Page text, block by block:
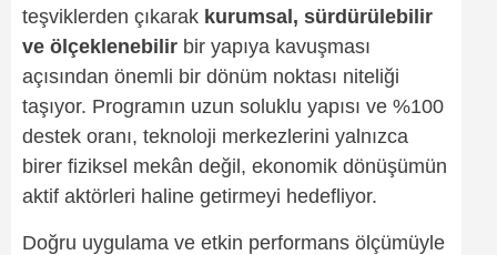
teşviklerden çıkarak kurumsal, sürdürülebilir
ve ölçeklenebilir bir yapıya kavuşması
açısından önemli bir dönüm noktası niteliği
taşıyor. Programın uzun soluklu yapısı ve %100
destek oranı, teknoloji merkezlerini yalnızca
birer fiziksel mekân değil, ekonomik dönüşümün
aktif aktörleri haline getirmeyi hedefliyor.
Doğru uygulama ve etkin performans ölçümüyle